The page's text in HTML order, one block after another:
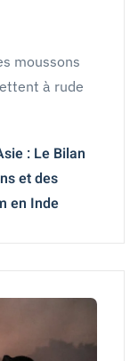
moussons
à rude
: Le Bilan
et des
en Inde